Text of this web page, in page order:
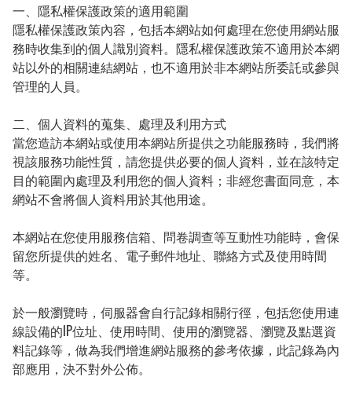
一、隱私權保護政策的適用範圍
隱私權保護政策內容，包括本網站如何處理在您使用網站服
務時收集到的個人識別資料。隱私權保護政策不適用於本網
站以外的相關連結網站，也不適用於非本網站所委託或參與
管理的人員。
二、個人資料的蒐集、處理及利用方式
當您造訪本網站或使用本網站所提供之功能服務時，我們將
視該服務功能性質，請您提供必要的個人資料，並在該特定
目的範圍內處理及利用您的個人資料；非經您書面同意，本
網站不會將個人資料用於其他用途。
本網站在您使用服務信箱、問卷調查等互動性功能時，會保
留您所提供的姓名、電子郵件地址、聯絡方式及使用時間
等。
於一般瀏覽時，伺服器會自行記錄相關行徑，包括您使用連
線設備的IP位址、使用時間、使用的瀏覽器、瀏覽及點選資
料記錄等，做為我們增進網站服務的參考依據，此記錄為內
部應用，決不對外公佈。